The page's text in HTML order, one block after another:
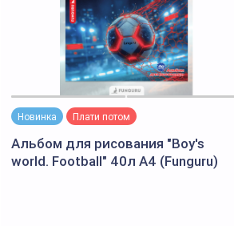
Новинка Плати потом
Альбом для рисования "Boy's
world. Football" 40л А4 (Funguru)